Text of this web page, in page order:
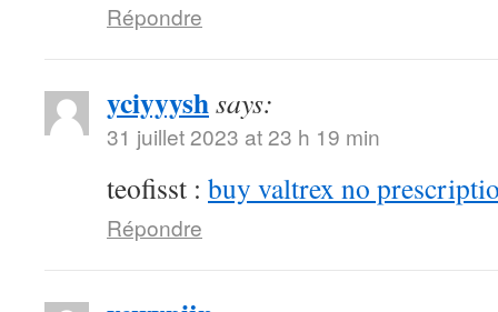
Répondre
yciyyyshsays:
31 juillet 2023 at 23 h 19 min
teofisst : buy valtrex no
Répondre